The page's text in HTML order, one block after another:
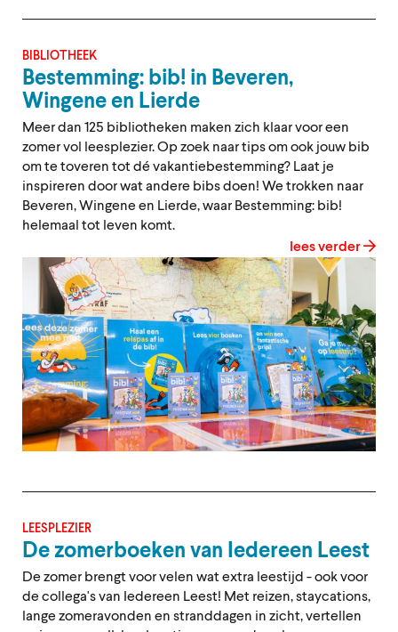
BIBLIOTHEEK
Bestemming: bib! in Beveren,
Wingene en Lierde
Meer dan 125 bibliotheken maken zich klaar voor een
zomer vol leesplezier. Op zoek naar tips om ook jouw bib
om te toveren tot dé vakantiebestemming? Laat je
inspireren door wat andere bibs doen! We trokken naar
Beveren, Wingene en Lierde, waar Bestemming: bib!
helemaal tot leven komt.
lees verder
LEESPLEZIER
De zomerboeken van Iedereen Leest
De zomer brengt voor velen wat extra leestijd - ook voor
de collega's van Iedereen Leest! Met reizen, staycations,
lange zomeravonden en stranddagen in zicht, vertellen